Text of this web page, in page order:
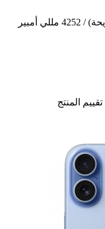
3988 مللي أمبير (نسخة الشريحة) / 4252 مللي أمبير
المنتج